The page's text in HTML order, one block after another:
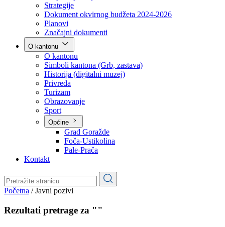
Poslovnik
Program rada Vlade
Ekspoze premijera
Strategije
Dokument okvirnog budžeta 2024-2026
Planovi
Značajni dokumenti
O kantonu
O kantonu
Simboli kantona (Grb, zastava)
Historija (digitalni muzej)
Privreda
Turizam
Obrazovanje
Općine
Pale-Prača
Kontakt
Javni pozivi